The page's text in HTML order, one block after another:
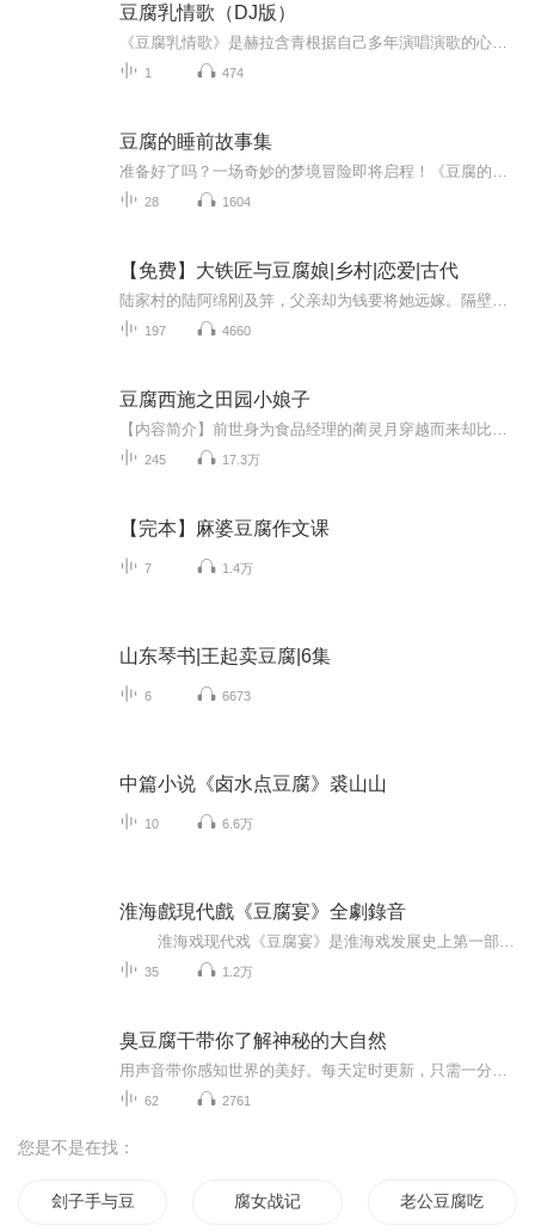
豆腐乳情歌（DJ版）
1 474
豆腐的睡前故事集
28 1604
【免费】大铁匠与豆腐娘|乡村|恋爱|古代
197 4660
豆腐西施之田园小娘子
245 17.3万
【完本】麻婆豆腐作文课
7 1.4万
山东琴书|王起卖豆腐|6集
6 6673
中篇小说《卤水点豆腐》裘山山
10 6.6万
淮海戲現代戲《豆腐宴》全劇錄音
35 1.2万
臭豆腐干带你了解神秘的大自然
62 2761
您是不是在找：
刽子手与豆腐西施 腐女战记 老公豆腐吃一记